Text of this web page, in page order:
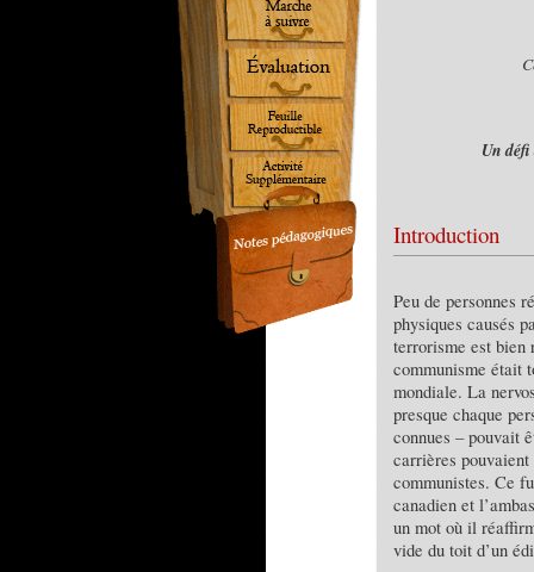
Un défi
Introduction
Peu de personnes
physiques causés
terrorisme est bien
communisme était
mondiale. La
presque chaque
connues – pouvait
carrières
communistes. Ce
canadien et
un mot où il
vide du toit d’un